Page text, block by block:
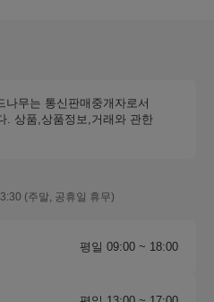
무는 통신판매중개자로서
. 상품,상품정보,거래와 관한
(주말, 공휴일 휴무)
평일 09:00 ~ 18:00